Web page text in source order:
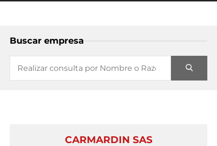
Buscar empresa
CARMARDIN SAS